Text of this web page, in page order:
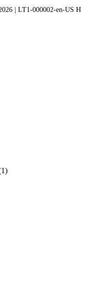
| LT1-000002-en-US H